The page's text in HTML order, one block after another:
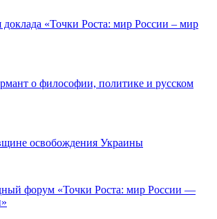
доклада «Точки Роста: мир России – мир
о философии, политике и русском
освобождения Украины
форум «Точки Роста: мир России —